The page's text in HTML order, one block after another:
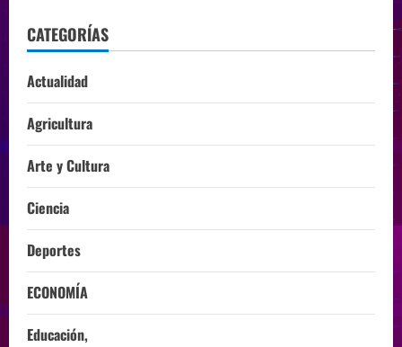
CATEGORÍAS
Actualidad
Agricultura
Arte y Cultura
Ciencia
Deportes
ECONOMÍA
Educación,